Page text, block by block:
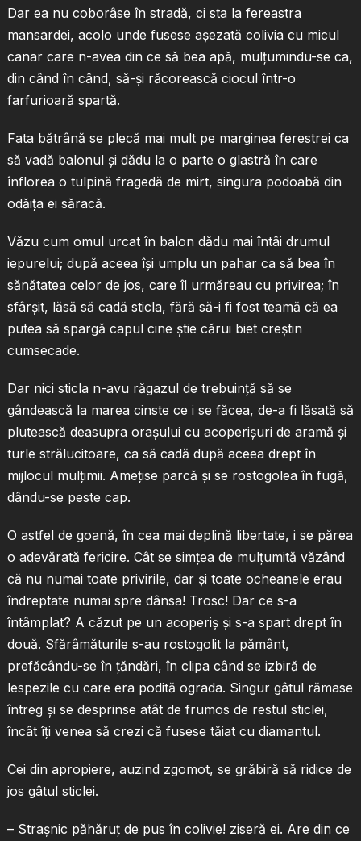
Dar ea nu coborâse în stradă, ci sta la fereastra
mansardei, acolo unde fusese aşezată colivia cu micul
canar care n-avea din ce să bea apă, mulţumindu-se ca,
din când în când, să-şi răcorească ciocul într-o
farfurioară spartă.
Fata bătrână se plecă mai mult pe marginea ferestrei ca
să vadă balonul şi dădu la o parte o glastră în care
înflorea o tulpină fragedă de mirt, singura podoabă din
odăiţa ei săracă.
Văzu cum omul urcat în balon dădu mai întâi drumul
iepurelui; după aceea îşi umplu un pahar ca să bea în
sănătatea celor de jos, care îl urmăreau cu privirea; în
sfârşit, lăsă să cadă sticla, fără să-i fi fost teamă că ea
putea să spargă capul cine ştie cărui biet creştin
cumsecade.
Dar nici sticla n-avu răgazul de trebuinţă să se
gândească la marea cinste ce i se făcea, de-a fi lăsată să
plutească deasupra oraşului cu acoperişuri de aramă şi
turle strălucitoare, ca să cadă după aceea drept în
mijlocul mulţimii. Ameţise parcă şi se rostogolea în fugă,
dându-se peste cap.
O astfel de goană, în cea mai deplină libertate, i se părea
o adevărată fericire. Cât se simţea de mulţumită văzând
că nu numai toate privirile, dar şi toate ocheanele erau
îndreptate numai spre dânsa! Trosc! Dar ce s-a
întâmplat? A căzut pe un acoperiş şi s-a spart drept în
două. Sfărâmăturile s-au rostogolit la pământ,
prefăcându-se în ţăndări, în clipa când se izbiră de
lespezile cu care era podită ograda. Singur gâtul rămase
întreg şi se desprinse atât de frumos de restul sticlei,
încât îţi venea să crezi că fusese tăiat cu diamantul.
Cei din apropiere, auzind zgomot, se grăbiră să ridice de
jos gâtul sticlei.
– Straşnic păhăruţ de pus în colivie! ziseră ei. Are din ce